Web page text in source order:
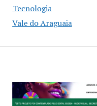
Tecnologia
Vale do Araguaia